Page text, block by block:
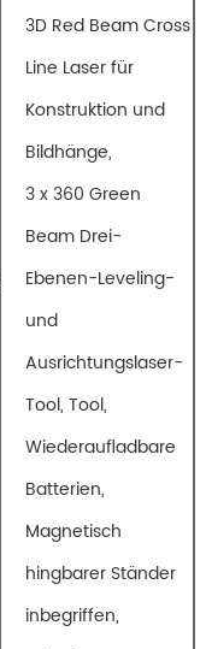
3D Red Beam Cross
Line Laser für
Konstruktion und
Bildhänge,
3 x 360 Green
Beam Drei-
Ebenen-Leveling-
und
Ausrichtungslaser-
Tool, Tool,
Wiederaufladbare
Batterien,
Magnetisch
hingbarer Ständer
inbegriffen,